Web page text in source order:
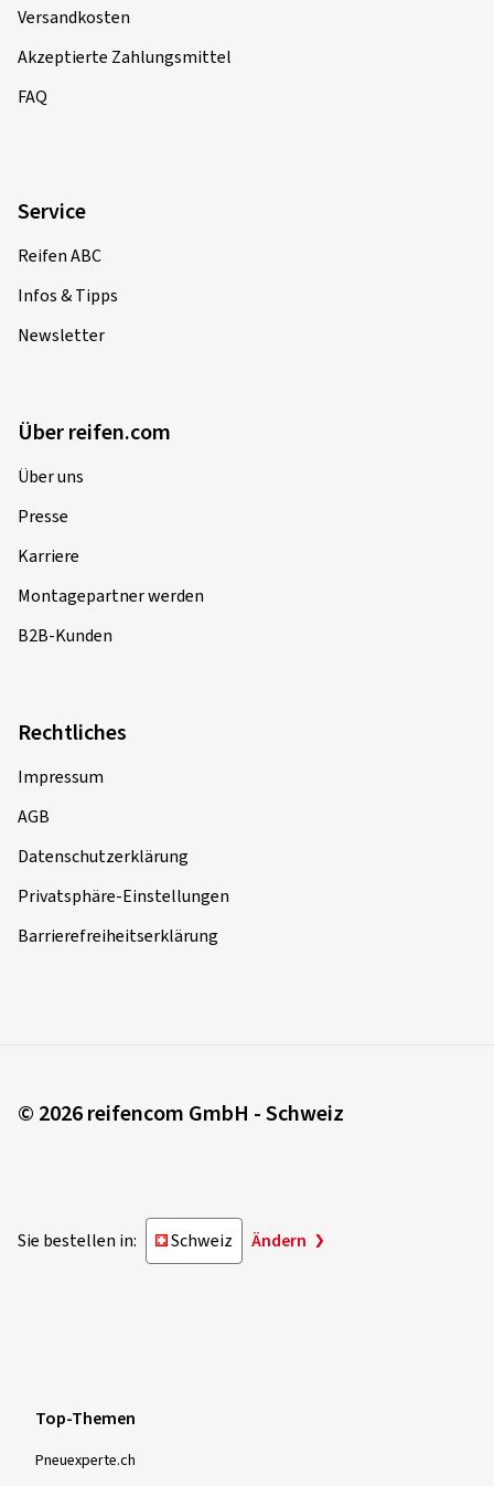
Versandkosten
Akzeptierte Zahlungsmittel
FAQ
Service
Reifen ABC
Infos & Tipps
Newsletter
Über reifen.com
Über uns
Presse
Karriere
Montagepartner werden
B2B-Kunden
Rechtliches
Impressum
AGB
Datenschutzerklärung
Privatsphäre-Einstellungen
Barrierefreiheitserklärung
© 2026 reifencom GmbH - Schweiz
Sie bestellen in: Schweiz Ändern
Top-Themen
Pneuexperte.ch